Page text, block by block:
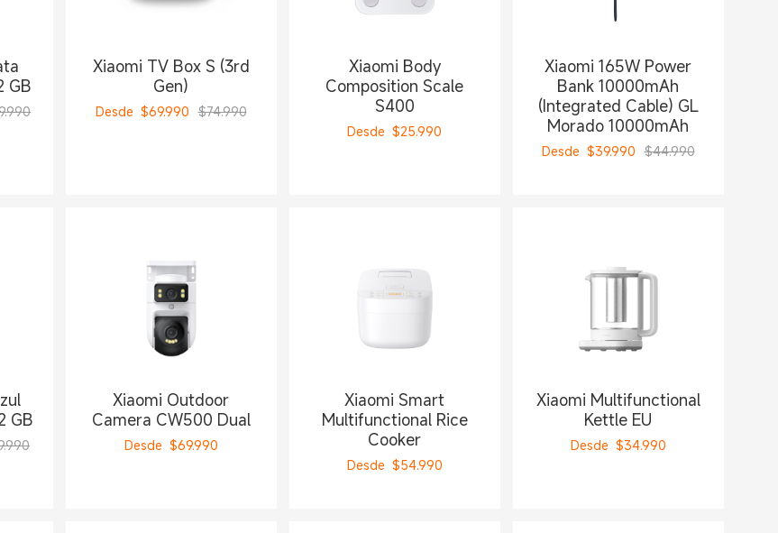
GB
Xiaomi TV Box S (3rd
Gen)
Desde $69.990 $74.990
Xiaomi Body
Composition Scale
S400
Desde $25.990
Xiaomi 165W Power
Bank 10000mAh
(Integrated Cable) GL
Morado 10000mAh
Desde $39.990 $44.990
GB
Xiaomi Outdoor
Camera CW500 Dual
Desde $69.990
Xiaomi Smart
Multifunctional Rice
Cooker
Desde $54.990
Xiaomi Multifunctional
Kettle EU
Desde $34.990